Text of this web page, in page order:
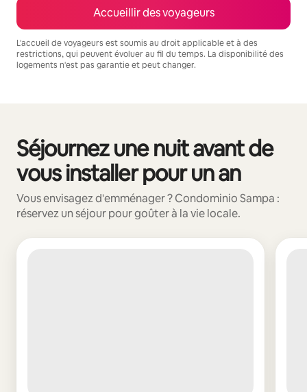
Accueillir des voyageurs
L'accueil de voyageurs est soumis au droit applicable et à des
restrictions, qui peuvent évoluer au fil du temps. La disponibilité des
logements n'est pas garantie et peut changer.
Séjournez une nuit avant de
vous installer pour un an
Vous envisagez d'emménager ? Condominio Sampa :
réservez un séjour pour goûter à la vie locale.
0 sur 0 élément visible